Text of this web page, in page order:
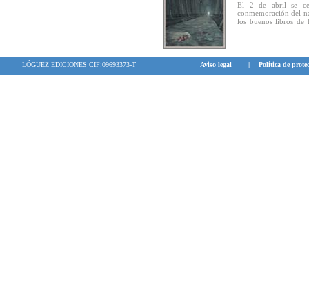
El 2 de abril se
conmemoración del
los buenos libros de
LÓGUEZ EDICIONES CIF:09693373-T Aviso legal | Política de